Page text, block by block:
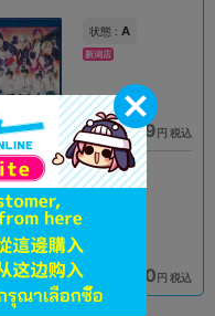
状態 : A
新潟店
在庫あり 2,079円 税込
状態 :A
在庫あり 980円 税込